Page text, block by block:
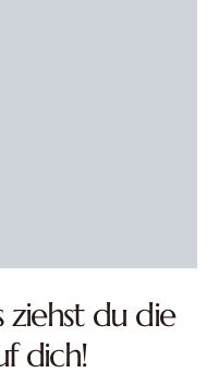
ziehst du die
dich!